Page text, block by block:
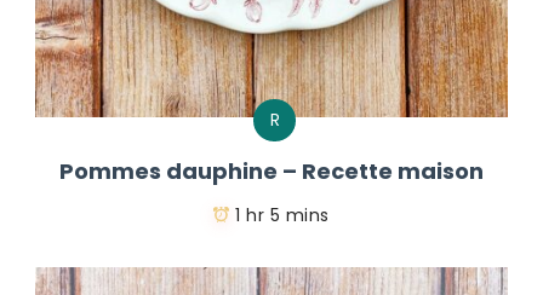
R
Pommes dauphine – Recette maison
1 hr 5 mins